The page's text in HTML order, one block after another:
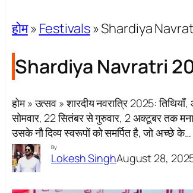
होम» Festivals»Shardiya
Shardiya Navratri
होम » उत्सव » शारदीय नवरात्रि 2025:
सोमवार, 22 सितंबर से गुरुवार, 2 अक्टूबर तक
उसके नौ दिव्य स्वरूपों को समर्पित है, जो अच्छे के…
By
Lokesh SinghAugust 28,